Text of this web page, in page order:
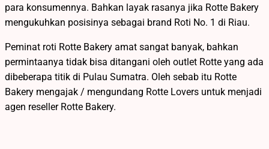
para konsumennya. Bahkan layak rasanya jika Rotte Bakery
mengukuhkan posisinya sebagai brand Roti No. 1 di Riau.
Peminat roti Rotte Bakery amat sangat banyak, bahkan
permintaanya tidak bisa ditangani oleh outlet Rotte yang ada
dibeberapa titik di Pulau Sumatra. Oleh sebab itu Rotte
Bakery mengajak / mengundang Rotte Lovers untuk menjadi
agen reseller Rotte Bakery.